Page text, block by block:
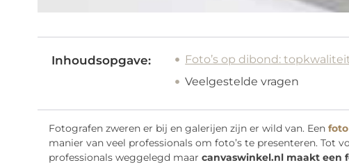
Inhoudsopgave:
Foto’s op dibond:
Veelgestelde vragen
Fotografen zweren er bij en galerijen zijn er wild van. Een
manier van veel professionals om foto’s te presenteren. Tot
professionals weggelegd maar canvaswinkel.nl maakt een